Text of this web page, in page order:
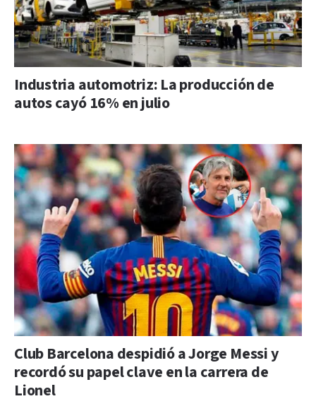
Industria automotriz: La producción de
autos cayó 16% en julio
Club Barcelona despidió a Jorge Messi y
recordó su papel clave en la carrera de
Lionel